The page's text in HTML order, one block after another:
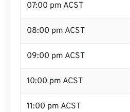
07:00 pm ACST
08:00 pm ACST
09:00 pm ACST
10:00 pm ACST
11:00 pm ACST